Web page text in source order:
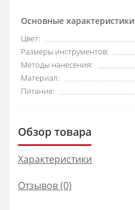
Основные характеристики
Цвет:
Размеры инструментов:
Методы нанесения:
Материал:
Питание:
Обзор товара
Характеристики
Отзывов (0)